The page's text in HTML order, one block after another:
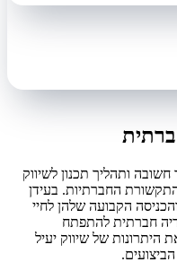
ותהליך תכנון לשיווק
החברתיות. בעידן
הקבועה שלהן לחיי
חברתית להתפתח
של שיווק יעיל